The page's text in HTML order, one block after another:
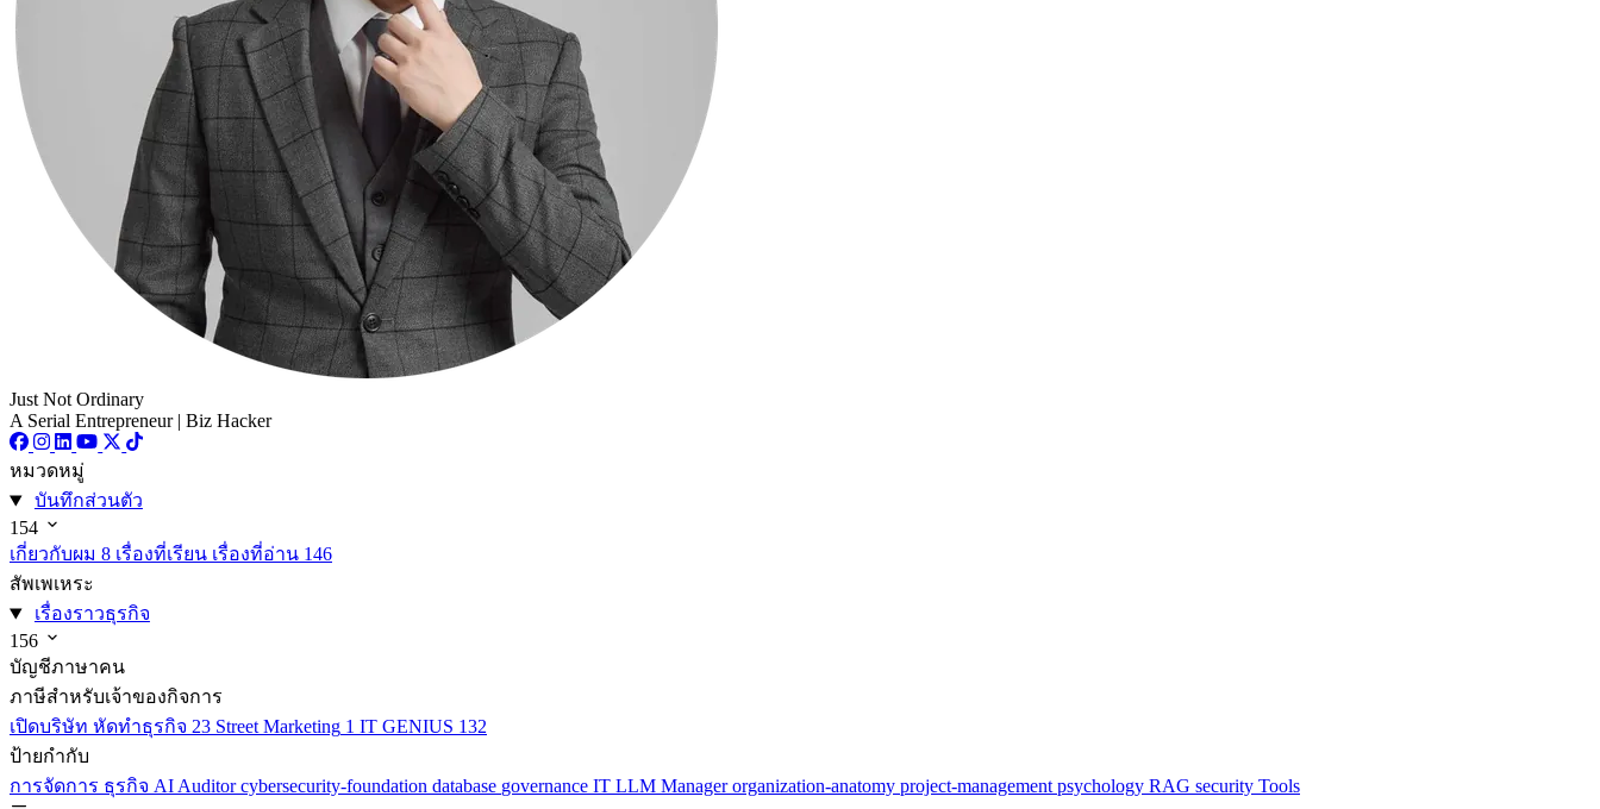
Just Not Ordinary
A Serial Entrepreneur | Biz Hacker
หมวดหมู่
บันทึกส่วนตัว
154
เกี่ยวกับผม 8 เรื่องที่เรียน เรื่องที่อ่าน 146
สัพเพเหระ
เรื่องราวธุรกิจ
156
บัญชีภาษาคน
ภาษีสำหรับเจ้าของกิจการ
เปิดบริษัท หัดทำธุรกิจ 23 Street Marketing 1 IT GENIUS 132
ป้ายกำกับ
การจัดการ ธุรกิจ AI Auditorcybersecurity-foundation database governance IT LLM Managerorganization-anatomy project-management psychology RAG security Tools